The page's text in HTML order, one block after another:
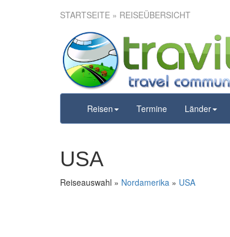
STARTSEITE » REISEÜBERSICHT
Reisen Termine Länder
USA
Reiseauswahl » Nordamerika » USA